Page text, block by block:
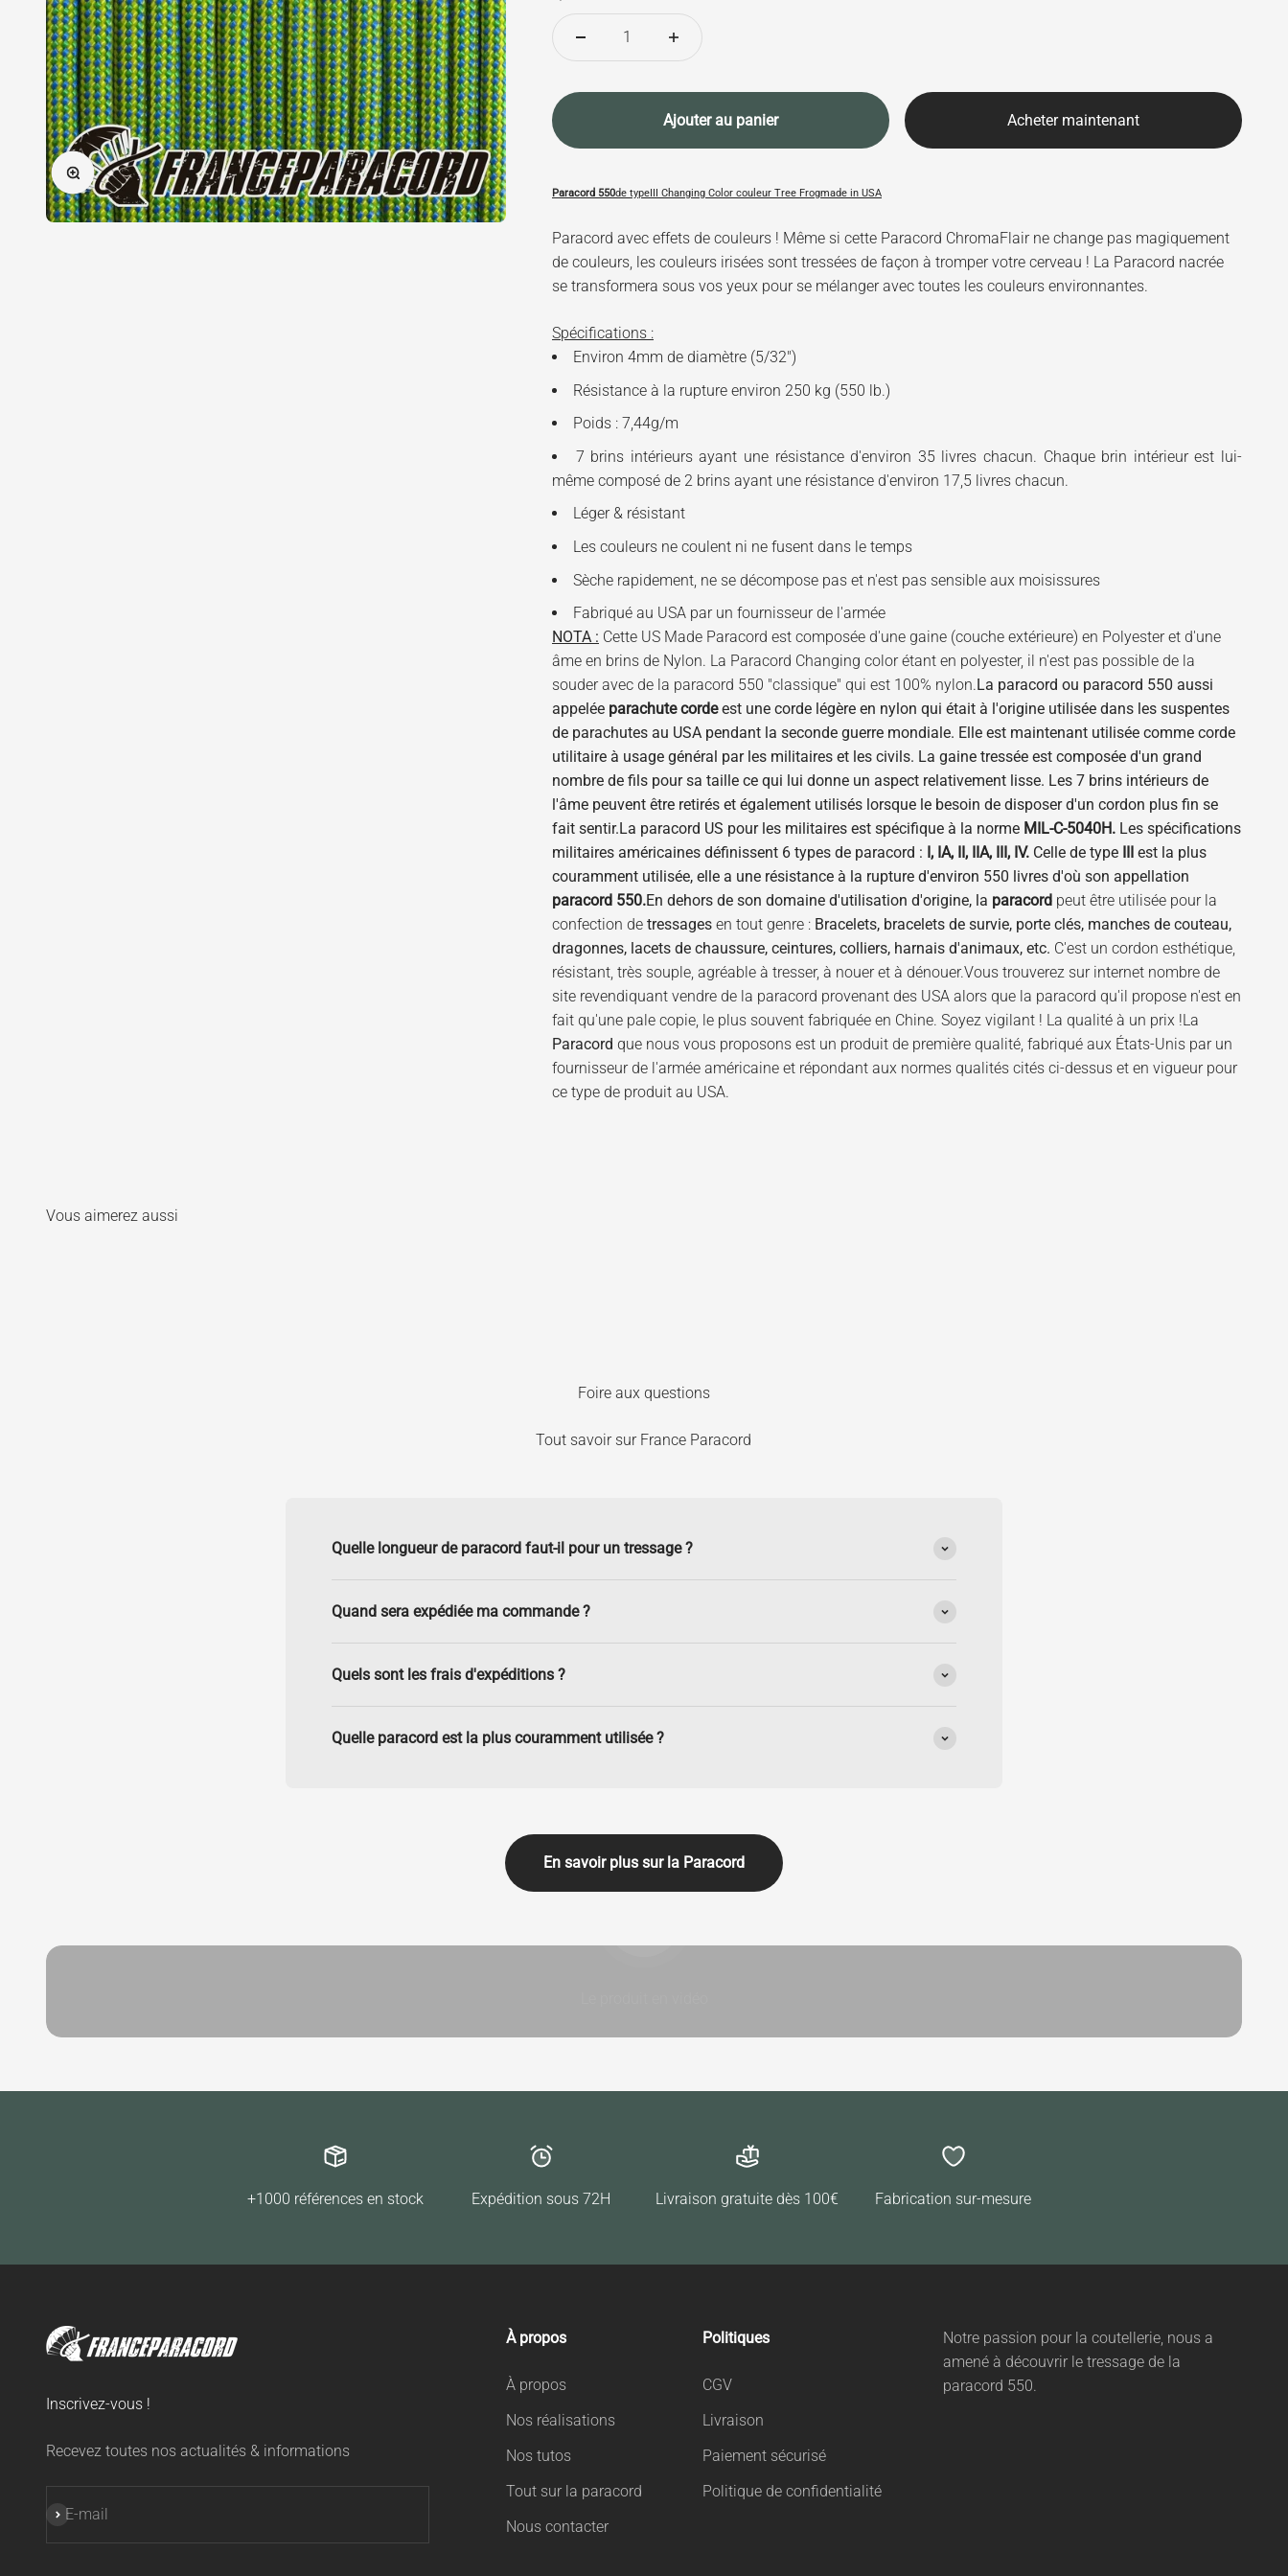
Zoomer sur l'image
Ajouter au panier Acheter maintenant
Paracord 550de typeIII Changing Color couleur Tree Frogmade in USA
Paracord avec effets de couleurs ! Même si cette Paracord ChromaFlair ne change pas magiquement
de couleurs, les couleurs irisées sont tressées de façon à tromper votre cerveau ! La Paracord nacrée
se transformera sous vos yeux pour se mélanger avec toutes les couleurs environnantes.
Spécifications :
Environ 4mm de diamètre (5/32")
Résistance à la rupture environ 250 kg (550 lb.)
Poids : 7,44g/m
7 brins intérieurs ayant une résistance d'environ 35 livres chacun. Chaque brin intérieur est lui-
même composé de 2 brins ayant une résistance d'environ 17,5 livres chacun.
Léger & résistant
Les couleurs ne coulent ni ne fusent dans le temps
Sèche rapidement, ne se décompose pas et n'est pas sensible aux moisissures
Fabriqué au USA par un fournisseur de l'armée
NOTA : Cette US Made Paracord est composée d'une gaine (couche extérieure) en Polyester et d'une
âme en brins de Nylon. La Paracord Changing color étant en polyester, il n'est pas possible de la
souder avec de la paracord 550 "classique" qui est 100% nylon.La paracord ou paracord 550 aussi
appelée parachute cordeest une corde légère en nylon qui était à l'origine utilisée dans les suspentes
de parachutes au USA pendant la seconde guerre mondiale. Elle est maintenant utilisée comme corde
utilitaire à usage général par les militaires et les civils. La gaine tressée est composée d'un grand
nombre de fils pour sa taille ce qui lui donne un aspect relativement lisse. Les 7 brins intérieurs de
l'âme peuvent être retirés et également utilisés lorsque le besoin de disposer d'un cordon plus fin se
fait sentir.La paracord US pour les militaires est spécifique à la norme MIL-C-5040H. Les spécifications
militaires américaines définissent 6 types de paracord : I, IA, II, IIA, III, IV. Celle de type III est la plus
couramment utilisée, elle a une résistance à la rupture d'environ 550 livres d'où son appellation
paracord 550.En dehors de son domaine d'utilisation d'origine, la paracord peut être utilisée pour la
confection de tressages en tout genre : Bracelets, bracelets de survie, porte clés, manches de couteau,
dragonnes, lacets de chaussure, ceintures, colliers, harnais d'animaux, etc. C'est un cordon esthétique,
résistant, très souple, agréable à tresser, à nouer et à dénouer.Vous trouverez sur internet nombre de
site revendiquant vendre de la paracord provenant des USA alors que la paracord qu'il propose n'est en
fait qu'une pale copie, le plus souvent fabriquée en Chine. Soyez vigilant ! La qualité à un prix !La
Paracord que nous vous proposons est un produit de première qualité, fabriqué aux États-Unis par un
fournisseur de l'armée américaine et répondant aux normes qualités cités ci-dessus et en vigueur pour
ce type de produit au USA.
Foire aux questions
Tout savoir sur France Paracord
Quelle longueur de paracord faut-il pour un tressage ?
Quand sera expédiée ma commande ?
Quels sont les frais d'expéditions ?
Quelle paracord est la plus couramment utilisée ?
En savoir plus sur la Paracord
Lancer la video
+1000 références en stock Expédition sous 72H Livraison gratuite dès 100€ Fabrication sur-mesure
Inscrivez-vous !
Recevez toutes nos actualités & informations
E-mail
S'inscrire
À propos
À propos
Nos réalisations
Nos tutos
Tout sur la paracord
Nous contacter
Politiques
CGV
Livraison
Paiement sécurisé
Politique de confidentialité
Notre passion pour la coutellerie, nous a
amené à découvrir le tressage de la
paracord 550.